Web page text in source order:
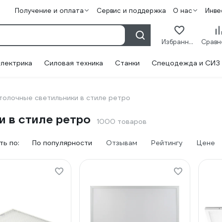
Получение и оплата Сервис и поддержка О нас
Избранное
Силовая техника Станки Спецодежда и СИЗ
светильники в стиле ретро
в стиле ретро 1000 товаров
по: По популярности Отзывам Рейтингу Цене